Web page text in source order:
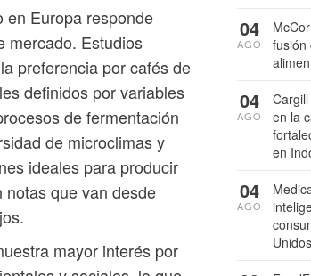
en Europa responde
mercado. Estudios
preferencia por cafés de
definidos por variables
de fermentación
de microclimas y
ideales para producir
que van desde
mayor interés por
fusión
04
AGO
en la
en
04
AGO
Unidos
04
AGO